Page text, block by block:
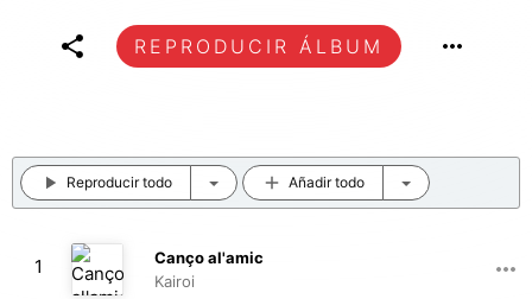
REPRODUCIR ÁLBUM
Reproducir todo Añadir todo
1
Canço al'amic
Kairoi